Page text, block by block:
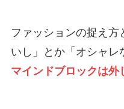
ファッションの捉え
いし」とか「オシャレ
マインドブロックは外